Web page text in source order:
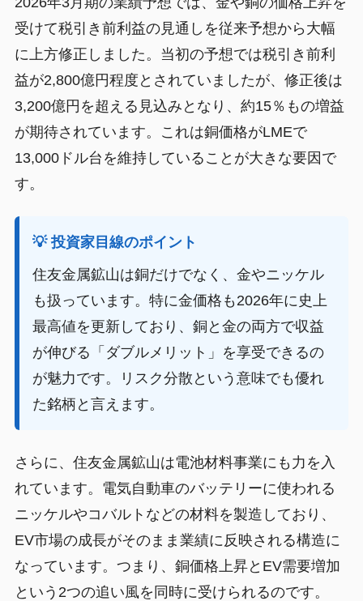
受けて税引き前利益の見通しを従来予想から大幅
に上方修正しました。当初の予想では税引き前利
益が2,800億円程度とされていましたが、修正後は
3,200億円を超える見込みとなり、約15％もの増益
が期待されています。これは銅価格がLMEで
13,000ドル台を維持していることが大きな要因で
す。
💡 投資家目線のポイント
住友金属鉱山は銅だけでなく、金やニッケル
も扱っています。特に金価格も2026年に史上
最高値を更新しており、銅と金の両方で収益
が伸びる「ダブルメリット」を享受できるの
が魅力です。リスク分散という意味でも優れ
た銘柄と言えます。
さらに、住友金属鉱山は電池材料事業にも力を入
れています。電気自動車のバッテリーに使われる
ニッケルやコバルトなどの材料を製造しており、
EV市場の成長がそのまま業績に反映される構造に
なっています。つまり、銅価格上昇とEV需要増加
という2つの追い風を同時に受けられるのです。